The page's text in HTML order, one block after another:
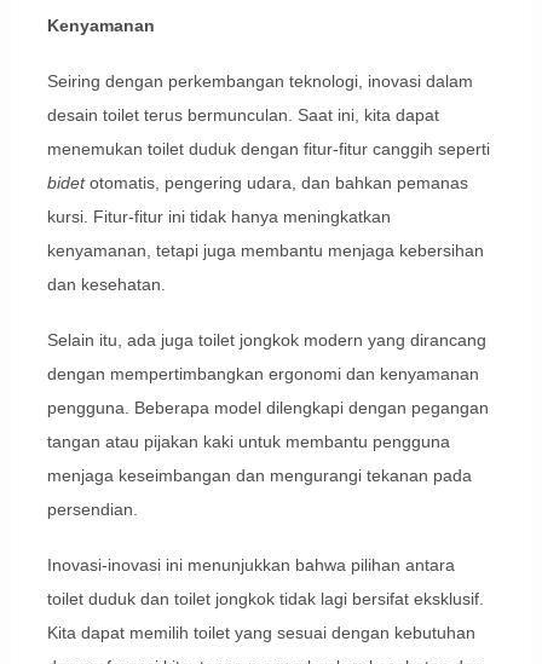
Kenyamanan
Seiring dengan perkembangan teknologi, inovasi dalam
desain toilet terus bermunculan. Saat ini, kita dapat
menemukan toilet duduk dengan fitur-fitur canggih seperti
bidetotomatis, pengering udara, dan bahkan pemanas
kursi. Fitur-fitur ini tidak hanya meningkatkan
kenyamanan, tetapi juga membantu menjaga kebersihan
dan kesehatan.
Selain itu, ada juga toilet jongkok modern yang dirancang
dengan mempertimbangkan ergonomi dan kenyamanan
pengguna. Beberapa model dilengkapi dengan pegangan
tangan atau pijakan kaki untuk membantu pengguna
menjaga keseimbangan dan mengurangi tekanan pada
persendian.
Inovasi-inovasi ini menunjukkan bahwa pilihan antara
toilet duduk dan toilet jongkok tidak lagi bersifat eksklusif.
Kita dapat memilih toilet yang sesuai dengan kebutuhan